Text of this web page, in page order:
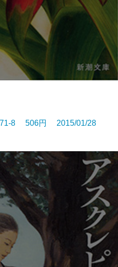
8 506円 2015/01/28